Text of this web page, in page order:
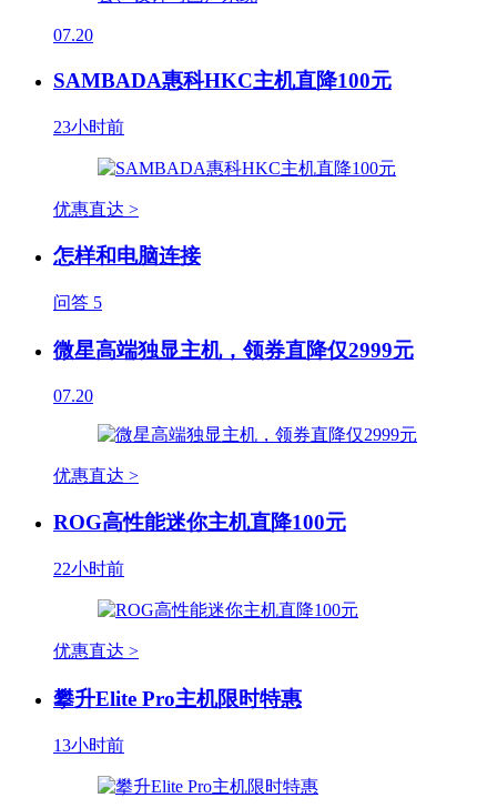
07.20
SAMBADA惠科HKC主机直降100元
23小时前
优惠直达 >
怎样和电脑连接
问答 5
微星高端独显主机，领券直降仅2999元
07.20
优惠直达 >
ROG高性能迷你主机直降100元
22小时前
优惠直达 >
攀升Elite Pro主机限时特惠
13小时前